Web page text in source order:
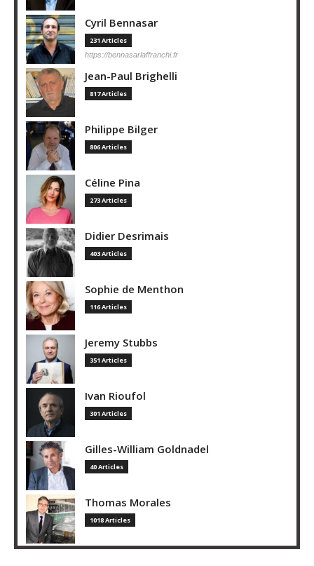
Cyril Bennasar
231 Articles
https://bennasarlaffranchi.fr
Jean-Paul Brighelli
817 Articles
Philippe Bilger
806 Articles
Céline Pina
273 Articles
Didier Desrimais
403 Articles
Sophie de Menthon
116 Articles
Jeremy Stubbs
351 Articles
Ivan Rioufol
301 Articles
Gilles-William Goldnadel
40 Articles
Thomas Morales
1018 Articles